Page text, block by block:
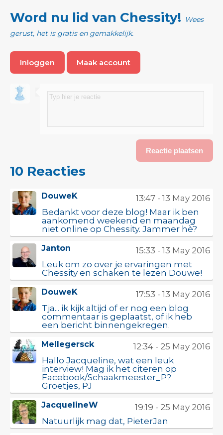
Word nu lid van Chessity!
Wees
gerust, het is gratis en gemakkelijk.
Inloggen Maak account
10 Reacties
DouweK
13:47 - 13 May 2016
Bedankt voor deze blog! Maar ik ben
aankomend weekend en maandag
niet online op Chessity. Jammer hè?
Janton
15:33 - 13 May 2016
Leuk om zo over je ervaringen met
Chessity en schaken te lezen Douwe!
DouweK
17:53 - 13 May 2016
Tja... ik kijk altijd of er nog een blog
commentaar is geplaatst, of ik heb
een bericht binnengekregen.
Mellegersck
12:34 - 25 May 2016
Hallo Jacqueline, wat een leuk
interview! Mag ik het citeren op
Facebook/Schaakmeester_P?
Groetjes, PJ
JacquelineW
19:19 - 25 May 2016
Natuurlijk mag dat, PieterJan